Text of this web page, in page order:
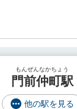
もんぜんなかちょう
門前仲町駅
他の駅を見る